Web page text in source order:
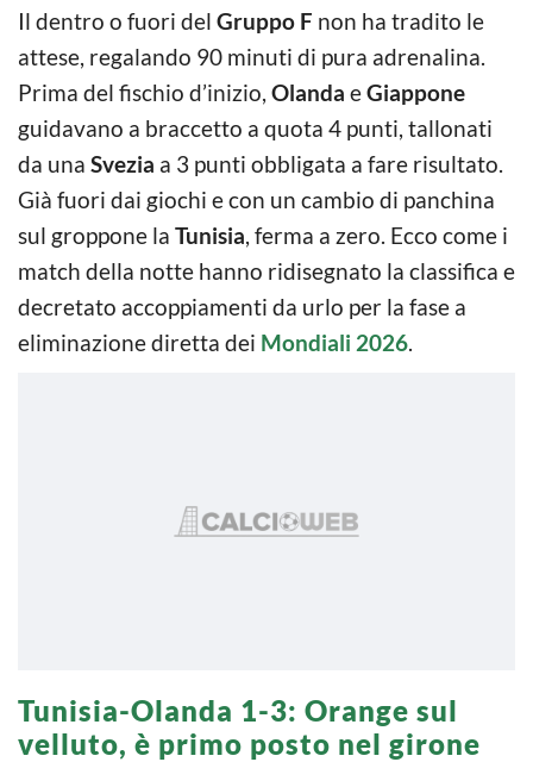
Il dentro o fuori del Gruppo F non ha tradito le
attese, regalando 90 minuti di pura adrenalina.
Prima del fischio d’inizio, Olanda eGiappone
guidavano a braccetto a quota 4 punti, tallonati
da una Svezia a 3 punti obbligata a fare risultato.
Già fuori dai giochi e con un cambio di panchina
sul groppone la Tunisia, ferma a zero. Ecco come i
match della notte hanno ridisegnato la classifica e
decretato accoppiamenti da urlo per la fase a
eliminazione diretta dei Mondiali 2026.
Tunisia-Olanda 1-3: Orange sul
velluto, è primo posto nel girone